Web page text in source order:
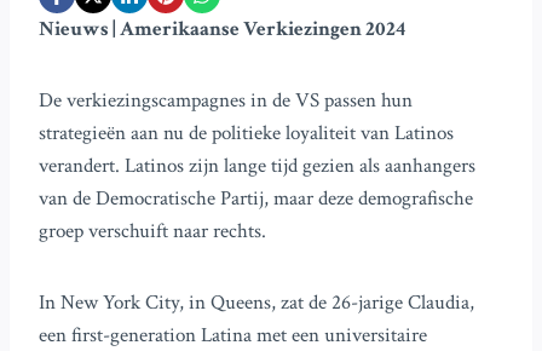
Nieuws | Amerikaanse Verkiezingen 2024
De verkiezingscampagnes in de VS passen hun
strategieën aan nu de politieke loyaliteit van Latinos
verandert. Latinos zijn lange tijd gezien als aanhangers
van de Democratische Partij, maar deze demografische
groep verschuift naar rechts.
In New York City, in Queens, zat de 26-jarige Claudia,
een first-generation Latina met een universitaire